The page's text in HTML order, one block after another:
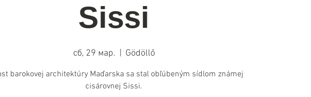
Sissi
сб, 29 мар. Gödöllő
barokovej architektúry Maďarska sa stal obľúbeným sídlom známej
cisárovnej Sissi.